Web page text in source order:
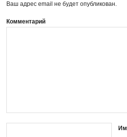
Ваш адрес email не будет опубликован.
Комментарий